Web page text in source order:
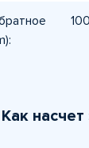
Как насчет